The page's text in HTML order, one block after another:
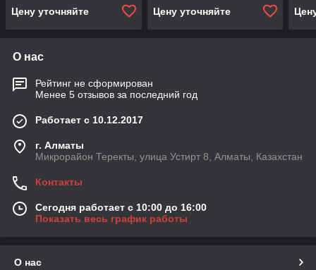
Цену уточняйте Цену уточняйте
О нас
Рейтинг не сформирован
Менее 5 отзывов за последний год
Работает с 10.12.2017
г. Алматы
Микрорайон Теректы, улица Устирт 8, Алматы, Казахстан
Контакты
Сегодня работает с 10:00 до 16:00
Показать весь график работы
О нас